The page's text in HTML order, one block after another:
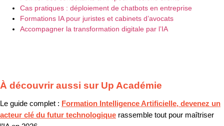
Cas pratiques : déploiement de chatbots en entreprise
Formations IA pour juristes et cabinets d’avocats
Accompagner la transformation digitale par l’IA
À découvrir aussi sur Up Académie
Le guide complet : Formation Intelligence Artificielle, devenez un
acteur clé du futur technologique rassemble tout pour maîtriser